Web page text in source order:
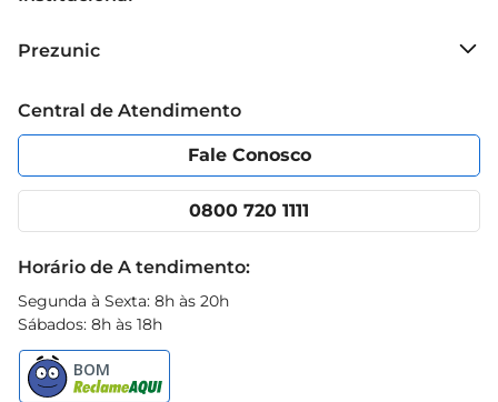
Grupo Cencosud
Política de Privacidade
Portal do fornecedor
Cencosud Media
Prezunic
Código de Ética
App Prezunic
Central de Atendimento
Fale Conosco
0800 720 1111
Horário de A tendimento:
Segunda à Sexta: 8h às 20h
Sábados: 8h às 18h